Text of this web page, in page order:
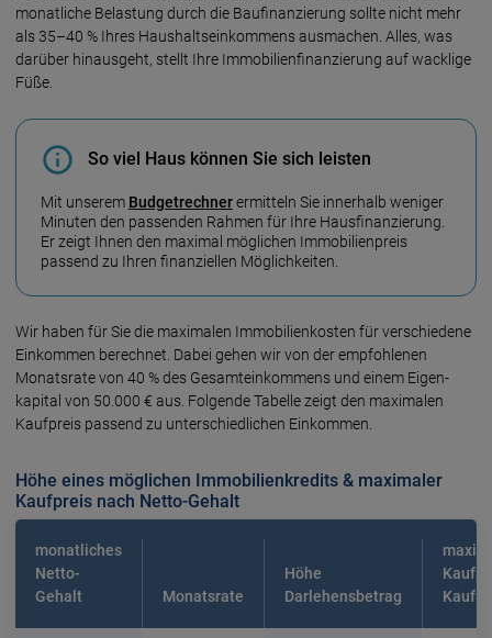
monat­liche Belas­tung durch die Bau­finan­zierung sollte nicht mehr
als 35–40 % Ihres Haus­haltsein­kommens aus­machen. Alles, was
darüber hinaus­geht, stellt Ihre Immo­bilien­finan­zierung auf wacklige
Füße.
So viel Haus können Sie sich leisten
Mit unserem Budgetrechnerermitteln Sie innerhalb weniger
Minuten den passenden Rahmen für Ihre Hausfinanzierung.
Er zeigt Ihnen den maximal möglichen Immobilienpreis
passend zu Ihren finanziellen Möglichkeiten.
Wir haben für Sie die maximalen Immo­bilien­kosten für verschiedene
Ein­kommen berechnet. Dabei gehen wir von der empfoh­lenen
Monats­rate von 40 % des Gesamt­ein­kommens und einem Eigen­
kapital von 50.000 € aus. Folgende Tabelle zeigt den maxi­malen
Kauf­preis passend zu unter­schied­lichen Einkommen.
Höhe eines möglichen Immobilienkredits & maximaler
Kaufpreis nach Netto-Gehalt
monatliches
Netto-
Gehalt
Monatsrate
Höhe
Darlehensbetrag